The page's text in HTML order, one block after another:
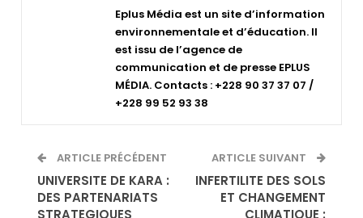
Eplus Média est un site d’information
environnementale et d’éducation. Il
est issu de l’agence de
communication et de presse EPLUS
MÉDIA. Contacts : +228 90 37 37 07 /
+228 99 52 93 38
ARTICLE PRÉCÉDENT
UNIVERSITE DE KARA :
DES PARTENARIATS
STRATEGIQUES
ARTICLE SUIVANT
INFERTILITE DES SOLS
ET CHANGEMENT
CLIMATIQUE :